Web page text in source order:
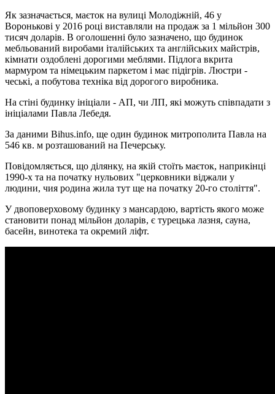
Як зазначається, маєток на вулиці Молодіжній, 46 у
Воронькові у 2016 році виставляли на продаж за 1 мільйон 300
тисяч доларів. В оголошенні було зазначено, що будинок
мебльований виробами італійських та англійських майстрів,
кімнати оздоблені дорогими меблями. Підлога вкрита
мармуром та німецьким паркетом і має підігрів. Люстри -
чеські, а побутова техніка від дорогого виробника.
На стіні будинку ініціали - АП, чи ЛП, які можуть співпадати з
ініціалами Павла Лебедя.
За даними Bihus.info, ще один будинок митрополита Павла на
546 кв. м розташований на Печерську.
Повідомляється, що ділянку, на якій стоїть маєток, наприкінці
1990-х та на початку нульових "церковники віджали у
людини, чия родина жила тут ще на початку 20-го століття".
У двоповерховому будинку з мансардою, вартість якого може
становити понад мільйон доларів, є турецька лазня, сауна,
басейн, винотека та окремий ліфт.